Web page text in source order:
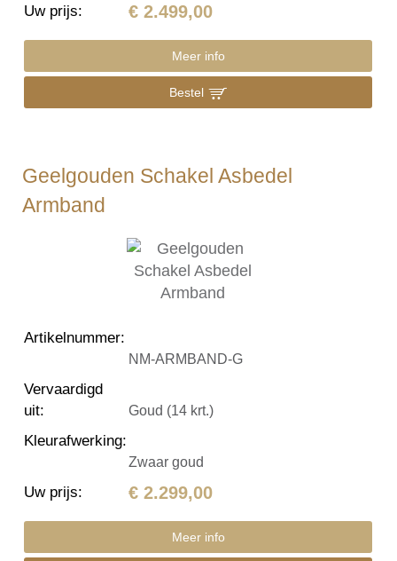
Uw prijs: € 2.499,00
Meer info
Bestel
Geelgouden Schakel Asbedel
Armband
Artikelnummer:
NM-ARMBAND-G
Vervaardigd
uit: Goud (14 krt.)
Kleurafwerking:
Zwaar goud
Uw prijs: € 2.299,00
Meer info